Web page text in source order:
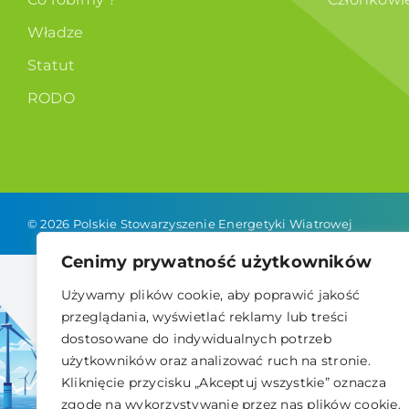
Cenimy prywatność użytkowników
Używamy plików cookie, aby poprawić jakość
przeglądania, wyświetlać reklamy lub treści
dostosowane do indywidualnych potrzeb
użytkowników oraz analizować ruch na stronie.
Kliknięcie przycisku „Akceptuj wszystkie” oznacza
zgodę na wykorzystywanie przez nas plików cookie.
Władze
Statut
RODO
© 2026 Polskie Stowarzyszenie Energetyki Wiatrowej